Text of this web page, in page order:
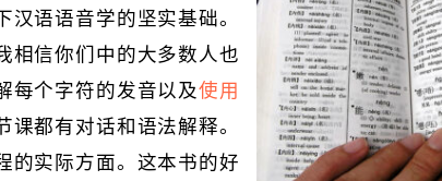
语语音学的坚实基础。
相信你们中的大多数人也
每个字符的发音以及使用
课都有对话和语法解释。
的实际方面。这本书的好